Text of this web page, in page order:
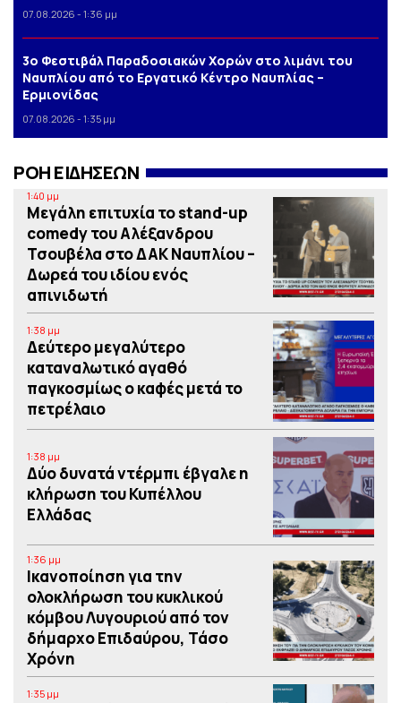
07.08.2026 - 1:36 μμ
3o Φεστιβάλ Παραδοσιακών Χορών στο λιμάνι του
Ναυπλίου από το Εργατικό Κέντρο Ναυπλίας –
Ερμιονίδας
07.08.2026 - 1:35 μμ
ΡΟΗ ΕΙΔΗΣΕΩΝ
1:40 μμ
Μεγάλη επιτυχία το stand-up
comedy του Αλέξανδρου
Τσουβέλα στο ΔΑΚ Ναυπλίου –
Δωρεά του ιδίου ενός
απινιδωτή
1:38 μμ
Δεύτερο μεγαλύτερο
καταναλωτικό αγαθό
παγκοσμίως ο καφές μετά το
πετρέλαιο
1:38 μμ
Δύο δυνατά ντέρμπι έβγαλε η
κλήρωση του Κυπέλλου
Ελλάδας
1:36 μμ
Iκανοποίηση για την
ολοκλήρωση του κυκλικού
κόμβου Λυγουριού από τον
δήμαρχο Επιδαύρου, Τάσο
Χρόνη
1:35 μμ